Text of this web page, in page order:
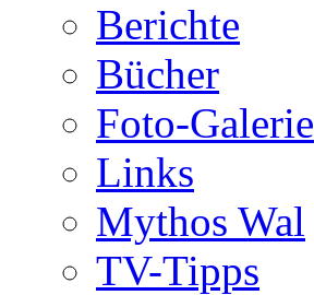
Berichte
Bücher
Foto-Galerie
Links
Mythos Wal
TV-Tipps